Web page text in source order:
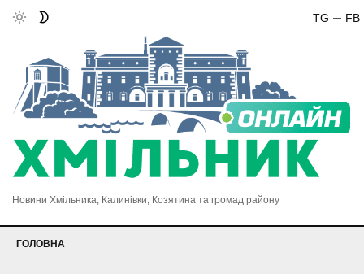
FB
TG
Новини Хмільника, Калинівки, Козятина та громад району
ГОЛОВНА